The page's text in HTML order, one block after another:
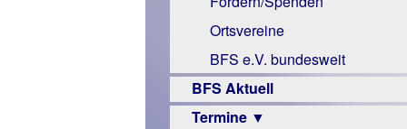
Links
Ortsvereine
BFS e.V. bundesweit
BFS Aktuell
Termine ▼